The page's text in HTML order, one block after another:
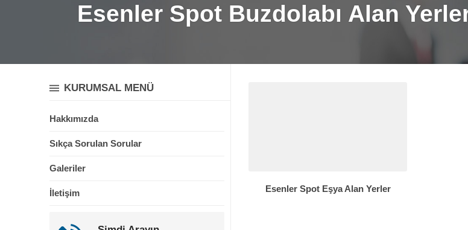
Esenler Spot Buzdolabı Alan
Esenler Spot Eşya Alan Yerler
KURUMSAL MENÜ
Hakkımızda
Sıkça Sorulan Sorular
Galeriler
İletişim